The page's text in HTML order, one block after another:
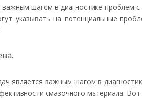
шагом в диагностике проблем
указывать на потенциальные
является важным шагом в
смазочного материала.